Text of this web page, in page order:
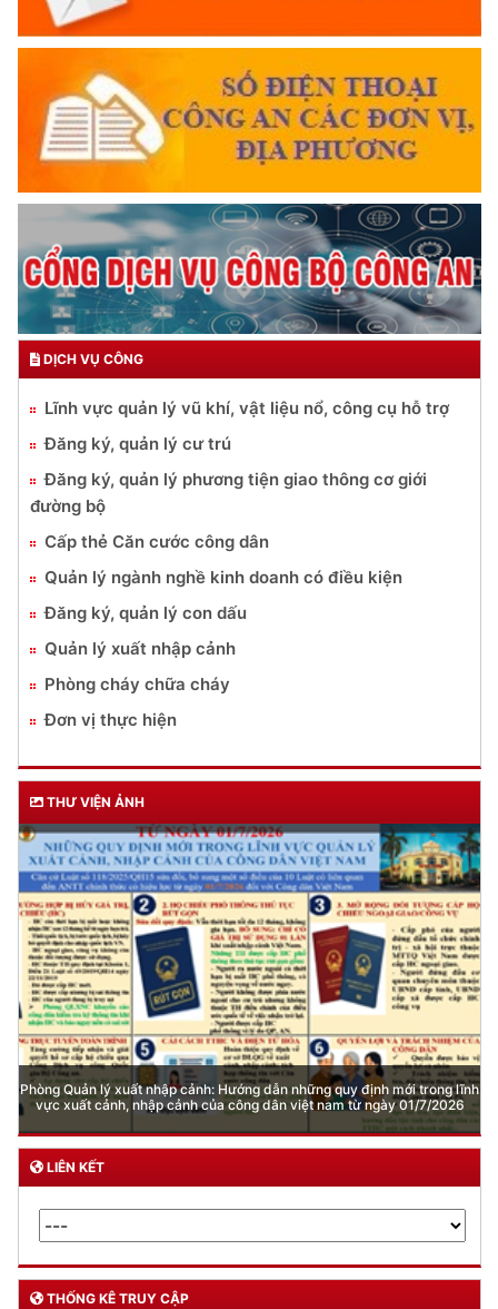
DỊCH VỤ CÔNG
Lĩnh vực quản lý vũ khí, vật liệu nổ, công cụ hỗ trợ
Đăng ký, quản lý cư trú
Đăng ký, quản lý phương tiện giao thông cơ giới
đường bộ
Cấp thẻ Căn cước công dân
Quản lý ngành nghề kinh doanh có điều kiện
Đăng ký, quản lý con dấu
Quản lý xuất nhập cảnh
Phòng cháy chữa cháy
Đơn vị thực hiện
THƯ VIỆN ẢNH
Phòng Quản lý xuất nhập cảnh: Hướng dẫn những quy định mới trong lĩnh
vực xuất cảnh, nhập cảnh của công dân việt nam từ ngày 01/7/2026
LIÊN KẾT
THỐNG KÊ TRUY CẬP